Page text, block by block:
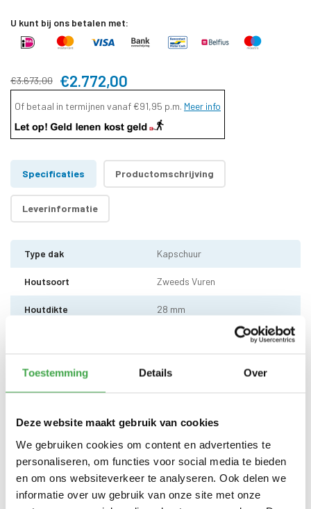
Toestemming Details Over
Deze website maakt gebruik van cookies
We gebruiken cookies om content en advertenties te
personaliseren, om functies voor social media te bieden
en om ons websiteverkeer te analyseren. Ook delen we
informatie over uw gebruik van onze site met onze
U kunt bij ons betalen met:
€3.673,00 €2.772,00
Of betaal in termijnen vanaf €91,95 p.m. Meer info
Specificaties Productomschrijving
Leverinformatie
Type dak Kapschuur
Houtsoort Zweeds Vuren
Houtdikte 28 mm
500 x 250cm (buitenmaat) -
geplaatst
Dakhoogte totaal 287 cm
Staander
stelvoet
Schoren 7 x 7 cm - 4 stuks